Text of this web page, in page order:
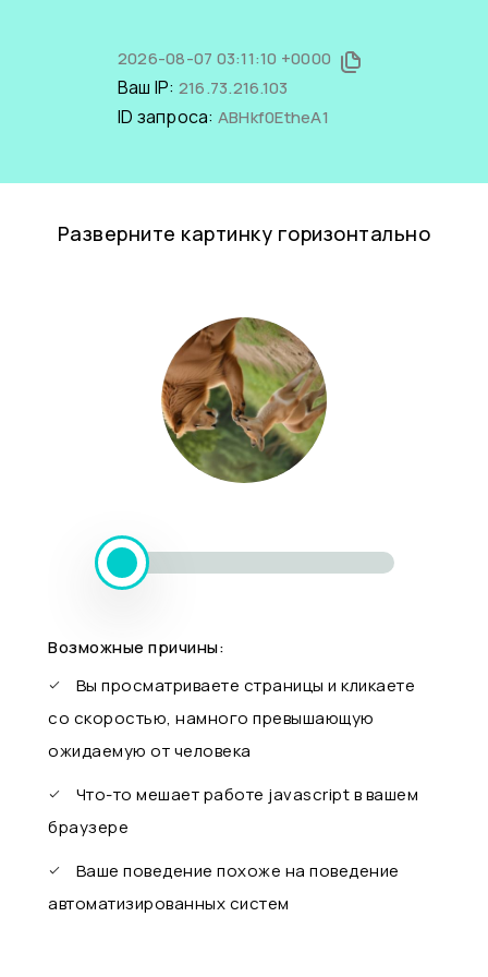
2026-08-07 03:11:10 +0000
Ваш IP: 216.73.216.103
ID запроса: ABHkf0EtheA1
Разверните картинку горизонтально
Возможные причины:
Вы просматриваете страницы и кликаете
со скоростью, намного превышающую
ожидаемую от человека
Что-то мешает работе javascript в вашем
браузере
Ваше поведение похоже на поведение
автоматизированных систем